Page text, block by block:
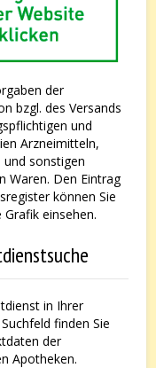
der
bzgl. des Versands
und
Arzneimitteln,
sonstigen
Waren. Den Eintrag
können Sie
einsehen.
in Ihrer
finden Sie
der
Apotheken.